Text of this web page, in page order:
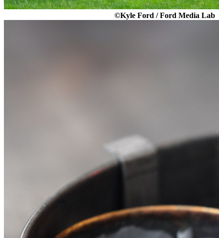
©Kyle Ford / Ford Media Lab